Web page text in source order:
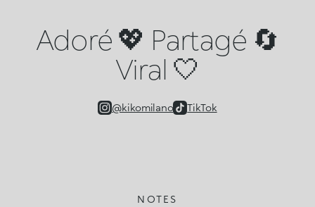
Adoré 💖 Partagé 🔄
Viral 🤍
@kikomilano TikTok
NOTES